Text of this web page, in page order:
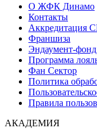
О ЖФК Динамо
Контакты
Аккредитация
Франшиза
Эндаумент-фонд
Программа
Фан Сектор
Политика
Правила
АКАДЕМИЯ